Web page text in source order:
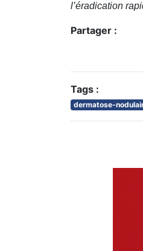
l’éradication
Partager :
Tags :
dermatose-